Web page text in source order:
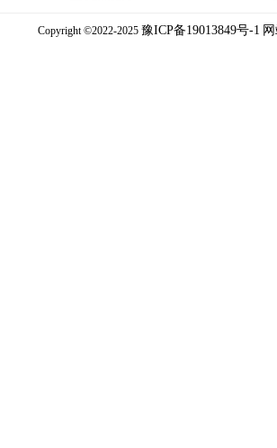
Copyright ©2022-2025 豫ICP备19013849号-1